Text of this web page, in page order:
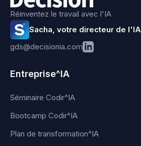
Réinventez le travail avec l'IA
Sacha, votre directeur de l'IA
gds@decisionia.com
Entreprise^IA
Séminaire Codir^IA
Bootcamp Codir^IA
Plan de transformation^IA